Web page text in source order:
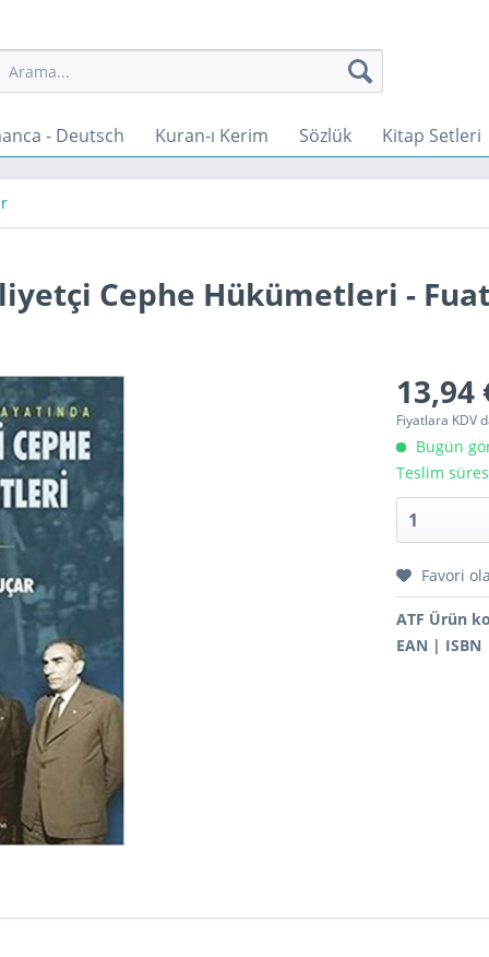
- Deutsch Kuran-ı Kerim Sözlük Kitap Setleri
Cephe Hükümetleri -
13,94
Fiyatlara KDV
Bugün
Teslim
Favori
ATF Ürün
EAN | ISBN